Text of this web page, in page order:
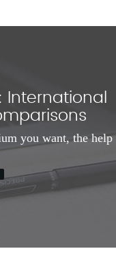
International
you want, the help